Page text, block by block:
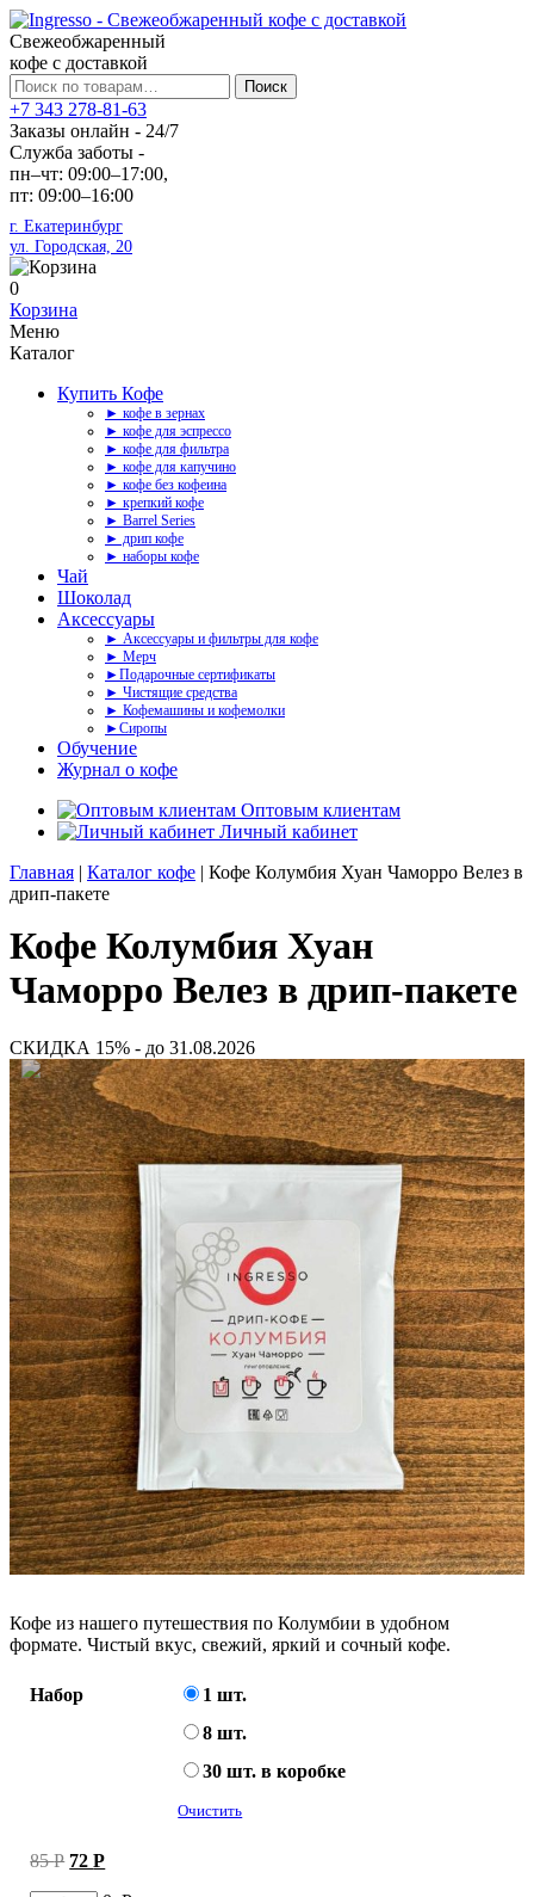
Свежеобжаренный
кофе с доставкой
Искать:
Поиск
+7 343 278-81-63
Заказы онлайн - 24/7
Служба заботы -
пн–чт: 09:00–17:00,
пт: 09:00–16:00
г. Екатеринбург
ул. Городская, 20
0
Корзина
Меню
Каталог
Купить Кофе
► кофе в зернах
► кофе для эспрессо
► кофе для фильтра
► кофе для капучино
► кофе без кофеина
► крепкий кофе
► Barrel Series
► дрип кофе
► наборы кофе
Чай
Шоколад
Аксессуары
► Аксессуары и фильтры для кофе
► Мерч
►Подарочные сертификаты
► Чистящие средства
► Кофемашины и кофемолки
►Сиропы
Обучение
Журнал о кофе
Оптовым клиентам
Личный кабинет
Главная | Каталог кофе | Кофе Колумбия Хуан Чаморро Велез в
дрип-пакете
Кофе Колумбия Хуан
Чаморро Велез в дрип-пакете
СКИДКА 15% - до 31.08.2026
Кофе из нашего путешествия по Колумбии в удобном
формате. Чистый вкус, свежий, яркий и сочный кофе.
Набор
1 шт.
8 шт.
30 шт. в коробке
Очистить
85Р Первоначальная
72РТекущая